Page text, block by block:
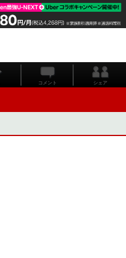
コメント シェア